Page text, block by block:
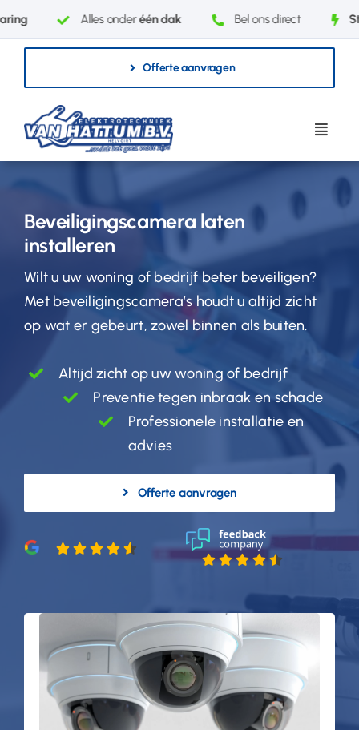
Ga
naar
Alles onderéén dak Bel ons direct
Offerte aanvragen
Beveiligingscamera laten
installeren
Wilt u uw woning of bedrijf beter beveiligen?
Met beveiligingscamera’s houdt u altijd zicht
op wat er gebeurt, zowel binnen als buiten.
Altijd zicht op uw woning of bedrijf
Preventie tegen inbraak en schade
Professionele installatie en
advies
Offerte aanvragen